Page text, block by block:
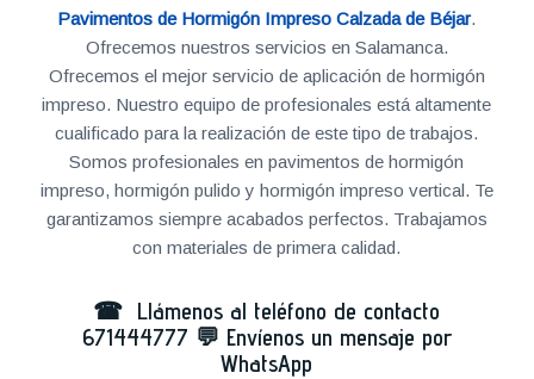
Pavimentos de Hormigón Impreso Calzada de Béjar.
Ofrecemos nuestros servicios en Salamanca.
Ofrecemos el mejor servicio de aplicación de hormigón
impreso. Nuestro equipo de profesionales está altamente
cualificado para la realización de este tipo de trabajos.
Somos profesionales en pavimentos de hormigón
impreso, hormigón pulido y hormigón impreso vertical. Te
garantizamos siempre acabados perfectos. Trabajamos
con materiales de primera calidad.
☎ Llámenos al teléfono de contacto
671444777 💬 Envíenos un mensaje por
WhatsApp